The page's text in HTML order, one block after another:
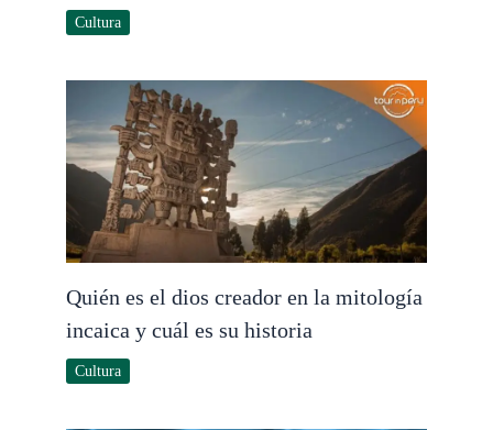
Cultura
Quién es el dios creador en la mitología
incaica y cuál es su historia
Cultura